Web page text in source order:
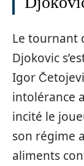
Le tournant
Djokovic
Igor
intolérance
incité le
son régime
aliments